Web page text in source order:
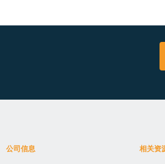
公司信息 相关资